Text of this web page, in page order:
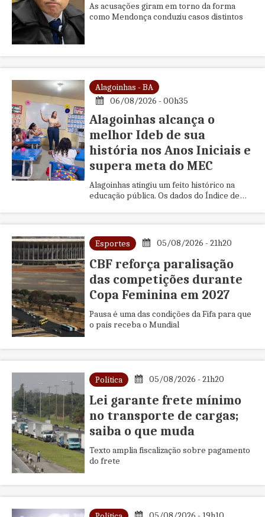
As acusações giram em torno da forma
como Mendonça conduziu casos distintos
Alagoinhas - BA
06/08/2026 - 00h35
Alagoinhas alcança o
melhor Ideb de sua
história nos Anos Iniciais e
supera meta do MEC
Alagoinhas atingiu um feito histórico na
educação pública. Os dados do Índice de
Esportes 05/08/2026 - 21h20
CBF reforça paralisação
das competições durante
Copa Feminina em 2027
Pausa é uma das condições da Fifa para que
o país receba o Mundial
Política 05/08/2026 - 21h20
Lei garante frete mínimo
no transporte de cargas;
saiba o que muda
Texto amplia fiscalização sobre pagamento
do frete